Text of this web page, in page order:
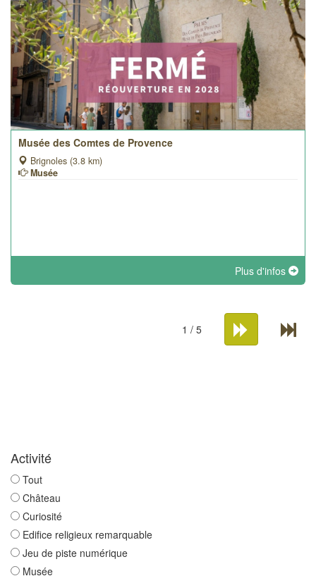
Musée des Comtes de Provence
Brignoles (3.8 km)
Musée
Plus d'infos
1 / 5
Activité
Tout
Château
Curiosité
Edifice religieux remarquable
Jeu de piste numérique
Musée